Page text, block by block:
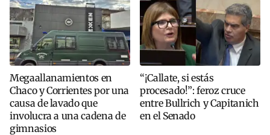
Megaallanamientos en
Chaco y Corrientes por una
causa de lavado que
involucra a una cadena de
gimnasios
“¡Callate, si estás
procesado!”: feroz cruce
entre Bullrich y Capitanich
en el Senado